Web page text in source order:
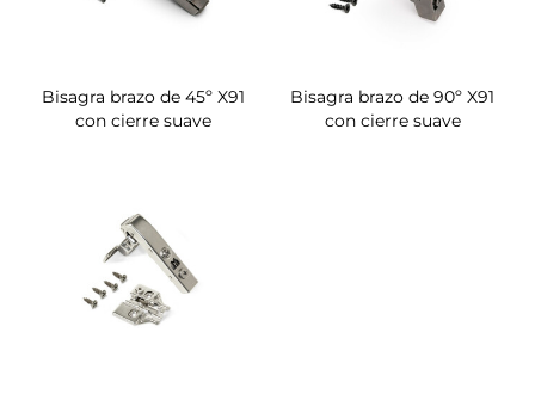
Bisagra brazo de 45º X91
con cierre suave
Bisagra brazo de 90º X91
con cierre suave